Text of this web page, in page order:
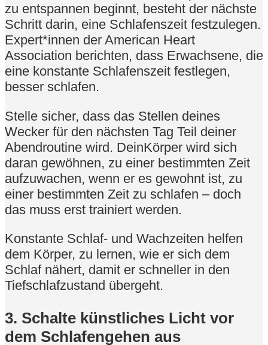
zu entspannen beginnt, besteht der nächste
Schritt darin, eine Schlafenszeit festzulegen.
Expert*innen der American Heart
Association berichten, dass Erwachsene, die
eine konstante Schlafenszeit festlegen,
besser schlafen.
Stelle sicher, dass das Stellen deines
Wecker für den nächsten Tag Teil deiner
Abendroutine wird. DeinKörper wird sich
daran gewöhnen, zu einer bestimmten Zeit
aufzuwachen, wenn er es gewohnt ist, zu
einer bestimmten Zeit zu schlafen – doch
das muss erst trainiert werden.
Konstante Schlaf- und Wachzeiten helfen
dem Körper, zu lernen, wie er sich dem
Schlaf nähert, damit er schneller in den
Tiefschlafzustand übergeht.
3. Schalte künstliches Licht vor
dem Schlafengehen aus